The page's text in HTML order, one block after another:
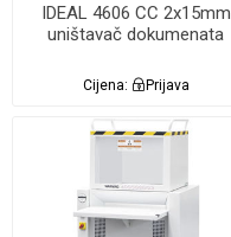
IDEAL 4606 CC 2x15mm
uništavač dokumenata
Cijena: Prijava